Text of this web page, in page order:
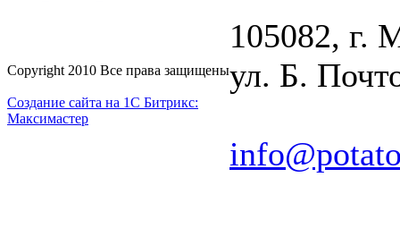
Copyright 2010 Все права защищены
Создание сайта на 1С Битрикс:
Максимастер
105082, г.
ул. Б.